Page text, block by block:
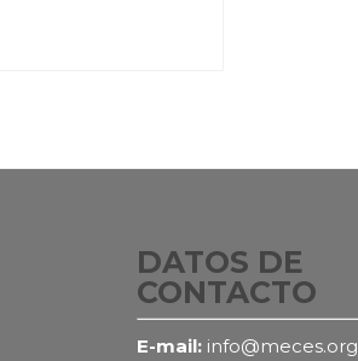
DATOS DE
CONTACTO
E-mail: info@meces.org